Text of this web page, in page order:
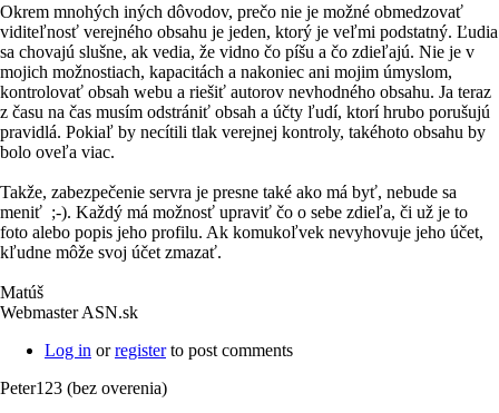
Okrem mnohých iných dôvodov, prečo nie je možné obmedzovať
viditeľnosť verejného obsahu je jeden, ktorý je veľmi podstatný. Ľudia
sa chovajú slušne, ak vedia, že vidno čo píšu a čo zdieľajú. Nie je v
mojich možnostiach, kapacitách a nakoniec ani mojim úmyslom,
kontrolovať obsah webu a riešiť autorov nevhodného obsahu. Ja teraz
z času na čas musím odstrániť obsah a účty ľudí, ktorí hrubo porušujú
pravidlá. Pokiaľ by necítili tlak verejnej kontroly, takéhoto obsahu by
bolo oveľa viac.
Takže, zabezpečenie servra je presne také ako má byť, nebude sa
meniť ;-). Každý má možnosť upraviť čo o sebe zdieľa, či už je to
foto alebo popis jeho profilu. Ak komukoľvek nevyhovuje jeho účet,
kľudne môže svoj účet zmazať.
Matúš
Webmaster ASN.sk
Log in orregisterto post comments
Peter123 (bez overenia)